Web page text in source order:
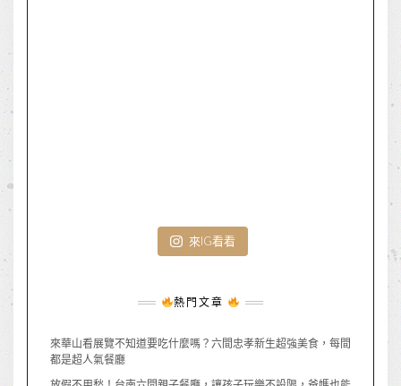
來IG看看
熱門文章
來華山看展覽不知道要吃什麼嗎？六間忠孝新生超強美食，每間
都是超人氣餐廳